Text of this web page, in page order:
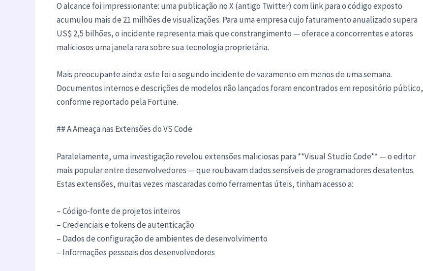
O alcance foi impressionante: uma publicação no X (antigo Twitter) com link para o código exposto
acumulou mais de 21 milhões de visualizações. Para uma empresa cujo faturamento anualizado supera
US$ 2,5 bilhões, o incidente representa mais que constrangimento — oferece a concorrentes e atores
maliciosos uma janela rara sobre sua tecnologia proprietária.
Mais preocupante ainda: este foi o segundo incidente de vazamento em menos de uma semana.
Documentos internos e descrições de modelos não lançados foram encontrados em repositório público,
conforme reportado pela Fortune.
## A Ameaça nas Extensões do VS Code
Paralelamente, uma investigação revelou extensões maliciosas para **Visual Studio Code** — o editor
mais popular entre desenvolvedores — que roubavam dados sensíveis de programadores desatentos.
Estas extensões, muitas vezes mascaradas como ferramentas úteis, tinham acesso a:
– Código-fonte de projetos inteiros
– Credenciais e tokens de autenticação
– Dados de configuração de ambientes de desenvolvimento
– Informações pessoais dos desenvolvedores